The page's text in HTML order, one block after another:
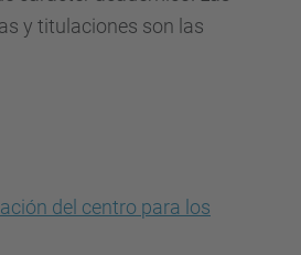
y titulaciones son las
del centro para los